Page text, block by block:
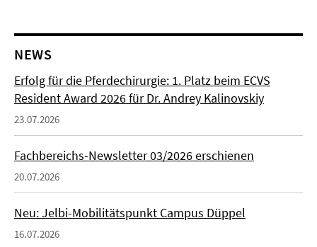
NEWS
Erfolg für die Pferdechirurgie: 1. Platz beim ECVS
Resident Award 2026 für Dr. Andrey Kalinovskiy
23.07.2026
Fachbereichs-Newsletter 03/2026 erschienen
20.07.2026
Neu: Jelbi-Mobilitätspunkt Campus Düppel
16.07.2026